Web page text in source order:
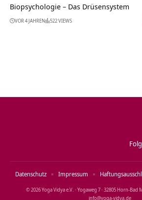
Biopsychologie – Das Drüsensystem
VOR 4 JAHREN 522 VIEWS
© 2026 Yoga Vidya e.V. · Yogaweg 7 · 32805 Horn‑Bad
info@yoga‑vidya.de
Datenschutz Impressum